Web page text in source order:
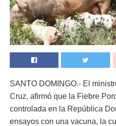
SANTO DOMINGO.- El
Cruz, afirmó que la Fiebre
controlada en la República
ensayos con una vacuna, la